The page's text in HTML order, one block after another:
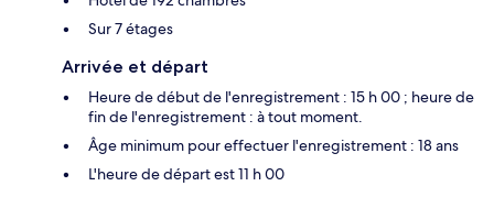
Sur 7 étages
Arrivée et départ
Heure de début de l'enregistrement : 15 h 00 ; heure de
fin de l'enregistrement : à tout moment.
Âge minimum pour effectuer l'enregistrement : 18 ans
L'heure de départ est 11 h 00